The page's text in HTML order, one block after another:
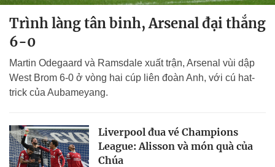
Trình làng tân binh, Arsenal đại thắng
6-0
Martin Odegaard và Ramsdale xuất trận, Arsenal vùi dập
West Brom 6-0 ở vòng hai cúp liên đoàn Anh, với cú hat-
trick của Aubameyang.
Liverpool đua vé Champions
League: Alisson và món quà của
Chúa